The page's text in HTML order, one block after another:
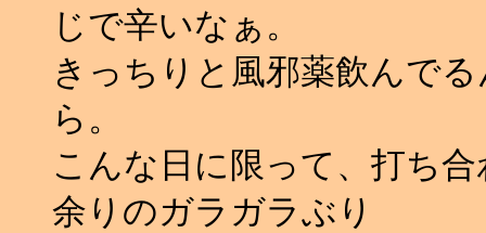
じで辛いなぁ。
きっちりと風邪薬飲んで
ら。
こんな日に限って、打ち
余りのガラガラぶり